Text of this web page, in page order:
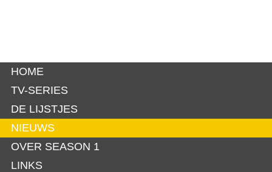
HOME
TV-SERIES
DE LIJSTJES
NIEUWS
OVER SEASON 1
LINKS